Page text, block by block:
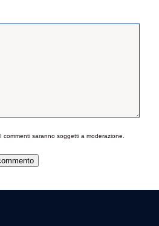
I commenti saranno soggetti a moderazione.